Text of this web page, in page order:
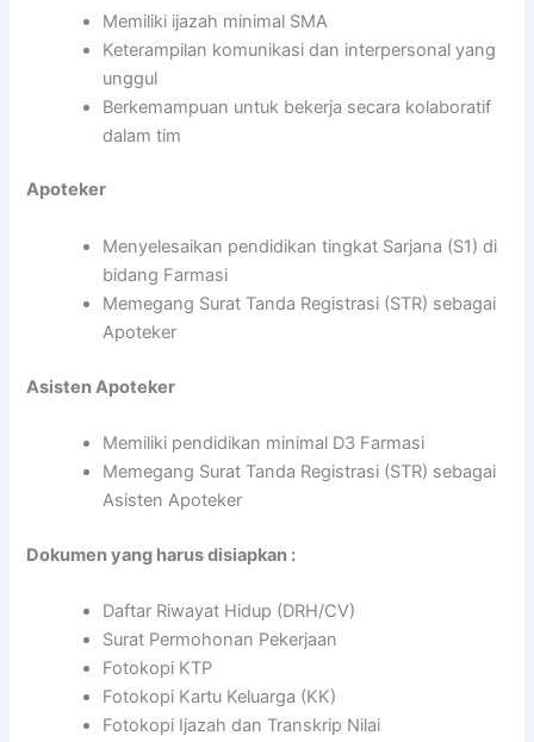
Memiliki ijazah minimal SMA
Keterampilan komunikasi dan interpersonal yang
unggul
Berkemampuan untuk bekerja secara kolaboratif
dalam tim
Apoteker
Menyelesaikan pendidikan tingkat Sarjana (S1) di
bidang Farmasi
Memegang Surat Tanda Registrasi (STR) sebagai
Apoteker
Asisten Apoteker
Memiliki pendidikan minimal D3 Farmasi
Memegang Surat Tanda Registrasi (STR) sebagai
Asisten Apoteker
Dokumen yang harus disiapkan :
Daftar Riwayat Hidup (DRH/CV)
Surat Permohonan Pekerjaan
Fotokopi KTP
Fotokopi Kartu Keluarga (KK)
Fotokopi Ijazah dan Transkrip Nilai